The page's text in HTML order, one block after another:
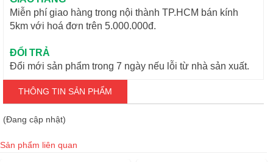
Miễn phí giao hàng trong nội thành TP.HCM bán kính
5km với hoá đơn trên 5.000.000đ.
ĐỔI TRẢ
Đổi mới sản phẩm trong 7 ngày nếu lỗi từ nhà sản xuất.
THÔNG TIN SẢN PHẨM
(Đang cập nhật)
Sản phẩm liên quan